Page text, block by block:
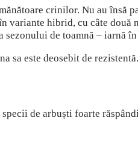
crinilor. Nu au însă
hibrid, cu câte două
de toamnă – iarnă
este deosebit de
de arbuști foarte